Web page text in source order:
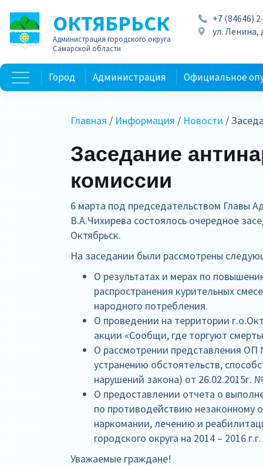
ОКТЯБРЬСК
Администрация городского округа
Самарской области
+7 (84646)
ул. Ленина,
Город Администрация Официальное
Главная / Информация / Новости /
Заседание
комиссии
6 марта под председательством Главы
В.А.Чихирева состоялось очередное
Октябрьск.
На заседании были рассмотрены
О результатах и мерах по
распространения курительных
народного потребления.
О проведении на территории
акции «Сообщи, где торгуют
О рассмотрении представления ОП
устранению обстоятельств,
нарушений закона) от 26.02.2015г.
О предоставлении отчета о
по противодействию незаконному
наркомании, лечению и
городского округа на 2014 – 2016
Уважаемые граждане!